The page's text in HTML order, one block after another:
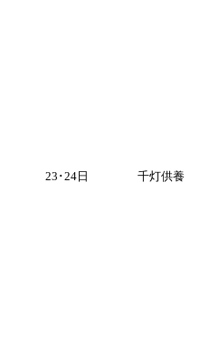
23･24日 千灯供養